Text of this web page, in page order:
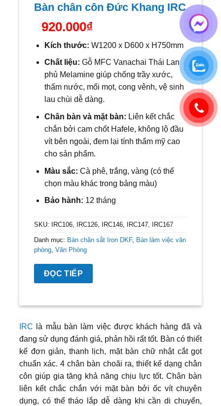
Bàn chân côn Đức Khang IRC
920.000₫
Kích thước: W1200 x D600 x H750mm
Chất liệu: Gỗ MFC Vanachai Thái Lan
phủ Melamine giúp chống trầy xước,
thấm nước, mối mọt, cong vênh, vệ sinh
lau chùi dễ dàng.
Chân bàn và mặt bàn: Liên kết chắc
chắn bởi cam chốt Hafele, không lộ đầu
vít bên ngoài, đem lại tính thẩm mỹ cao
cho sản phẩm.
Màu sắc: Cà phê, trắng, vàng (có thể
chọn màu khác trong bảng màu)
Bảo hành: 12 tháng
SKU: IRC106, IRC126, IRC146, IRC147, IRC167
Danh mục: Bàn chân sắt Iron DKF, Bàn làm việc văn
phòng, Văn Phòng
ĐỌC TIẾP
IRC là mẫu bàn làm việc được khách hàng đã và
đang sử dụng đánh giá, phản hồi rất tốt. Bàn có thiết
kế đơn giản, thanh lịch, mặt bàn chữ nhật cắt gọt
chuẩn xác. 4 chân bàn choãi ra, thiết kế dạng chân
côn giúp gia tăng khả năng chịu lực tốt. Chân bàn
liên kết chắc chắn với mặt bàn bởi ốc vít chuyên
dụng, có thể tháo lắp dễ dàng khi cần di chuyển,